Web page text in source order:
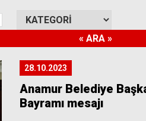
28.10.2023
Anamur Belediye
Bayramı mesajı